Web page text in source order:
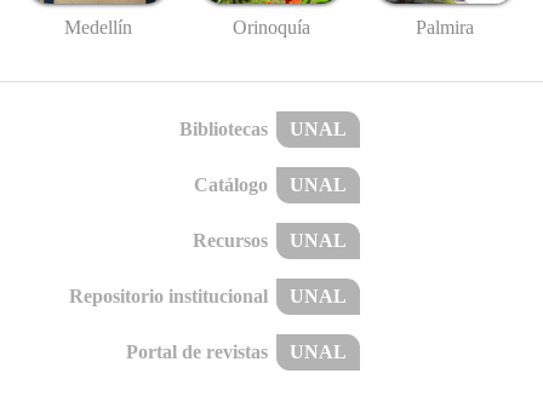
Medellín Orinoquía Palmira
Bibliotecas UNAL
Catálogo UNAL
Recursos UNAL
Repositorio institucional UNAL
Portal de revistas UNAL